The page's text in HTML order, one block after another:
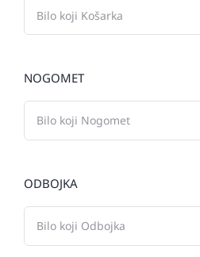
NOGOMET
ODBOJKA